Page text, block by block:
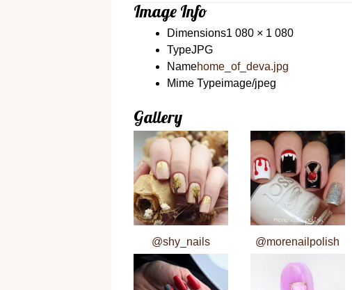
Image Info
Dimensions1 080 × 1 080
TypeJPG
Namehome_of_deva.jpg
Mime Typeimage/jpeg
Gallery
@shy_nails @morenailpolish